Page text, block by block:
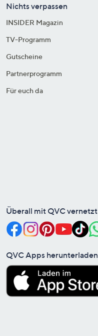
Nichts verpassen
INSIDER Magazin
TV-Programm
Gutscheine
Partnerprogramm
Für euch da
Überall mit QVC vernetzt
QVC Apps herunterladen